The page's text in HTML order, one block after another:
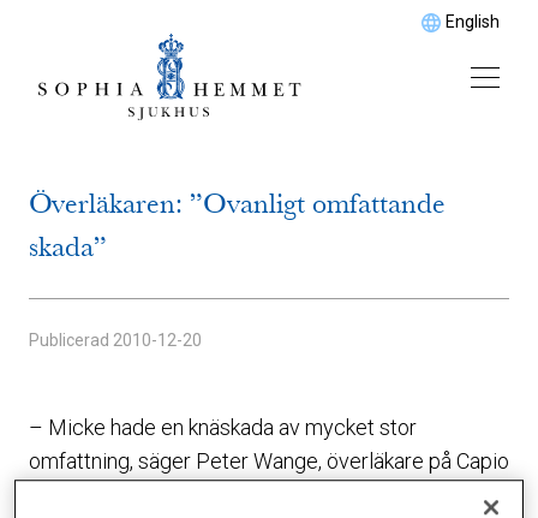
English
Överläkaren: ”Ovanligt omfattande
skada”
Publicerad 2010-12-20
– Micke hade en knäskada av mycket stor
omfattning, säger Peter Wange, överläkare på Capio